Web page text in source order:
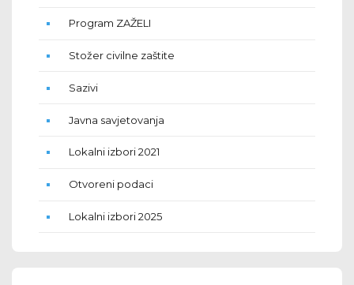
Program ZAŽELI
Stožer civilne zaštite
Sazivi
Javna savjetovanja
Lokalni izbori 2021
Otvoreni podaci
Lokalni izbori 2025